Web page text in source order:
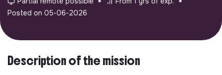
Posted on 05-06-2026
Description of the mission